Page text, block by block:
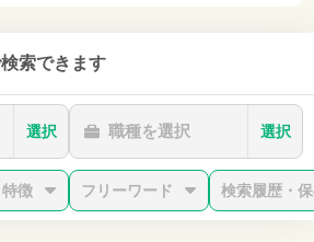
索できます
選択 職種を選択 選択
特徴 フリーワード 検索履歴・